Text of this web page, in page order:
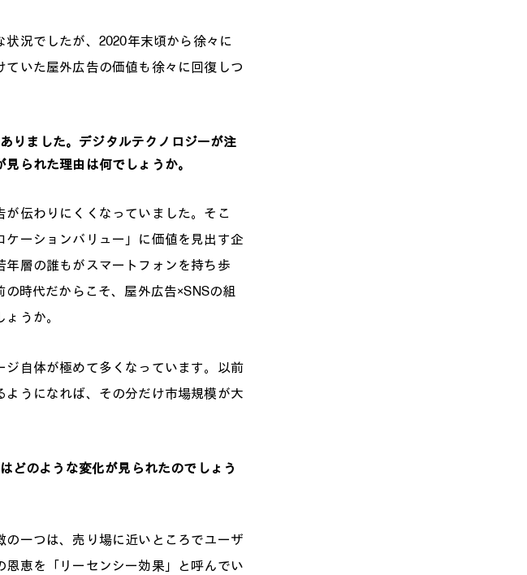
況でしたが、2020年末頃から徐々に
いた屋外広告の価値も徐々に回復しつ
りました。デジタルテクノロジーが注
られた理由は何でしょうか。
伝わりにくくなっていました。そこ
ーションバリュー」に価値を見出す企
層の誰もがスマートフォンを持ち歩
時代だからこそ、屋外広告×SNSの組
うか。
自体が極めて多くなっています。以前
うになれば、その分だけ市場規模が大
どのような変化が見られたのでしょう
一つは、売り場に近いところでユーザ
恵を「リーセンシー効果」と呼んでい